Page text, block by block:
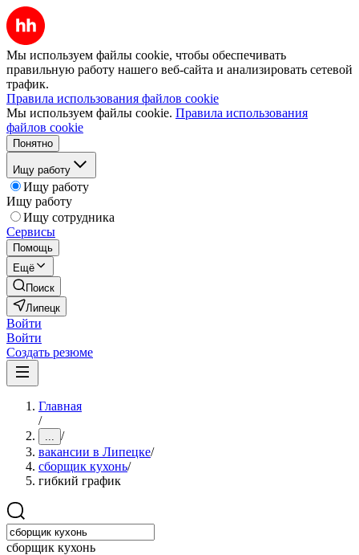
Мы используем файлы cookie, чтобы обеспечивать
правильную работу нашего веб-сайта и анализировать сетевой
трафик.
Правила использования файлов cookie
Мы используем файлы cookie. Правила использования
файлов cookie
Понятно
Ищу работу
Ищу работу
Ищу работу
Ищу сотрудника
Сервисы
Помощь
Ещё
Поиск
Липецк
Войти
Войти
Создать резюме
Главная
/
... /
вакансии в Липецке/
сборщик кухонь/
гибкий график
сборщик кухонь